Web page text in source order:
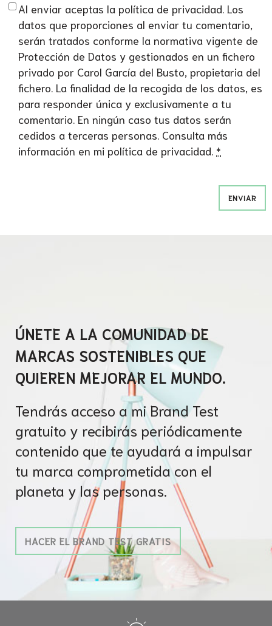
Al enviar aceptas la política de privacidad. Los
datos que proporciones al enviar tu comentario,
serán tratados conforme la normativa vigente de
Protección de Datos y gestionados en un fichero
privado por Carol García del Busto, propietaria del
fichero. La finalidad de la recogida de los datos, es
para responder única y exclusivamente a tu
comentario. En ningún caso tus datos serán
cedidos a terceras personas. Consulta más
información en mi política de privacidad. *
ÚNETE A LA COMUNIDAD DE
MARCAS SOSTENIBLES QUE
QUIEREN MEJORAR EL MUNDO.
Tendrás acceso a mi Brand Test
gratuito y recibirás periódicamente
contenido que te ayudará a impulsar
tu marca comprometida con el
planeta y las personas.
HACER EL BRAND TEST GRATIS